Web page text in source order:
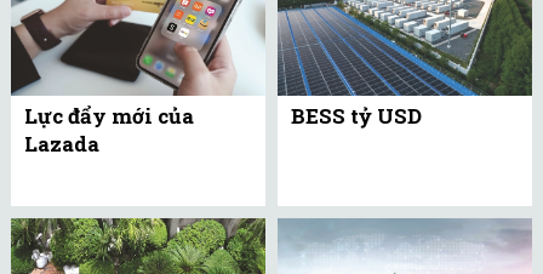
Lực đẩy mới của
Lazada
BESS tỷ USD